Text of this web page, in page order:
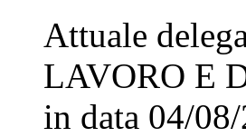
Attuale
LAVORO E
in data 04/